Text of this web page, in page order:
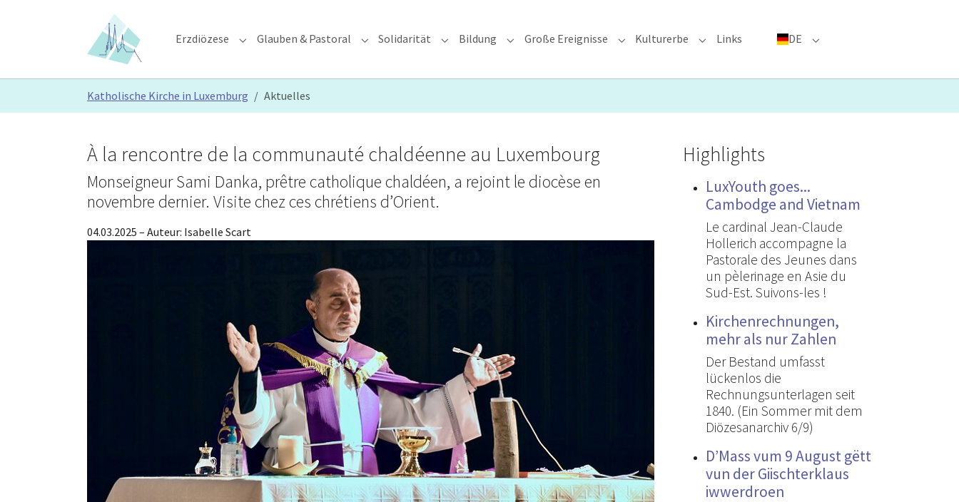
Erzdiözese Submenu for "Erzdiözese"
Glauben & Pastoral Submenu for "Glauben & Pastoral"
Solidarität Submenu for "Solidarität"
Bildung Submenu for "Bildung"
Große Ereignisse Submenu for "Große Ereignisse"
Kulturerbe Submenu for "Kulturerbe"
Links DE Submenu for "DE"
Katholische Kirche in Luxemburg Aktuelles
À la rencontre de la communauté chaldéenne au Luxembourg
Monseigneur Sami Danka, prêtre catholique chaldéen, a rejoint le diocèse en
novembre dernier. Visite chez ces chrétiens d’Orient.
04.03.2025 – Auteur: Isabelle Scart
Highlights
LuxYouth goes...
Cambodge and Vietnam
Le cardinal Jean-Claude
Hollerich accompagne la
Pastorale des Jeunes dans
un pèlerinage en Asie du
Sud-Est. Suivons-les !
Kirchenrechnungen,
mehr als nur Zahlen
Der Bestand umfasst
lückenlos die
Rechnungsunterlagen seit
1840. (Ein Sommer mit dem
Diözesanarchiv 6/9)
D’Mass vum 9 August gëtt
vun der Giischterklaus
iwwerdroen